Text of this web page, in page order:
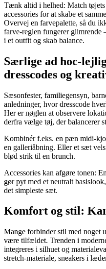
Tænk altid i helhed: Match
accessories for at skabe et
Overvej en farvepalette, så du
farve-reglen fungerer glimrende
i et outfit og skab balance.
Særlige ad hoc-
dresscodes og
Sæsonfester, familiegensyn,
anledninger, hvor dresscode
Her er nøglen at observere
derfra vælge tøj, der balancerer
Kombinér f.eks. en pæn midi-
en galleriåbning. Eller et sæt
blød strik til en brunch.
Accessories kan afgøre tonen:
gør pyt med et neutralt
det simpleste sæt.
Komfort og stil:
Mange forbinder stil med noget
være tilfældet. Trenden i
integreres i silhuet og
stretch-materiale, sneakers i